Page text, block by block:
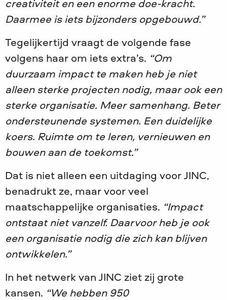
creativiteit en een enorme doe-kracht.
Daarmee is iets bijzonders opgebouwd.”
Tegelijkertijd vraagt de volgende fase
volgens haar om iets extra’s. “Om
duurzaam impact te maken heb je niet
alleen sterke projecten nodig, maar ook een
sterke organisatie. Meer samenhang. Beter
ondersteunende systemen. Een duidelijke
koers. Ruimte om te leren, vernieuwen en
bouwen aan de toekomst.”
Dat is niet alleen een uitdaging voor JINC,
benadrukt ze, maar voor veel
maatschappelijke organisaties. “Impact
ontstaat niet vanzelf. Daarvoor heb je ook
een organisatie nodig die zich kan blijven
ontwikkelen.”
In het netwerk van JINC ziet zij grote
kansen. “We hebben 950